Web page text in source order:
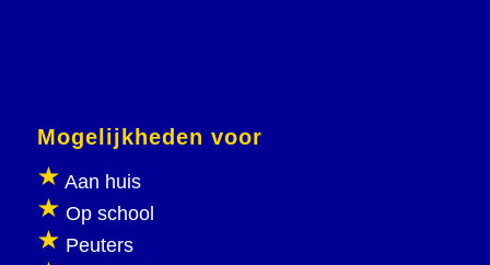
Mogelijkheden voor
Aan huis
Op school
Peuters